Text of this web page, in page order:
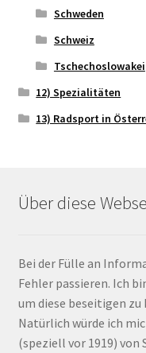
Schweden
Schweiz
Tschechoslowakei
12) Spezialitäten
13) Radsport in
Über diese
Bei der Fülle an
Fehler passieren. Ich
um diese beseitigen zu
Natürlich würde ich
(speziell vor 1919)